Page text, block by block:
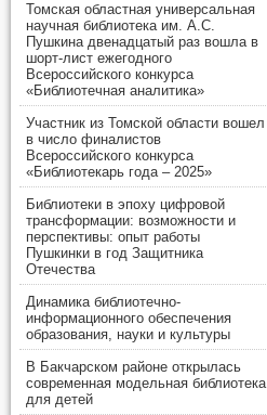
Томская областная универсальная
научная библиотека им. А.С.
Пушкина двенадцатый раз вошла в
шорт-лист ежегодного
Всероссийского конкурса
«Библиотечная аналитика»
Участник из Томской области вошел
в число финалистов
Всероссийского конкурса
«Библиотекарь года – 2025»
Библиотеки в эпоху цифровой
трансформации: возможности и
перспективы: опыт работы
Пушкинки в год Защитника
Отечества
Динамика библиотечно-
информационного обеспечения
образования, науки и культуры
В Бакчарском районе открылась
современная модельная библиотека
для детей